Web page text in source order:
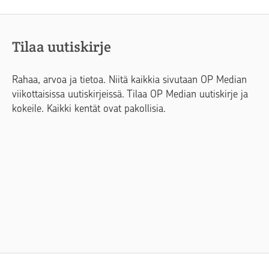
Tilaa uutiskirje
Rahaa, arvoa ja tietoa. Niitä kaikkia sivutaan OP Median
viikottaisissa uutiskirjeissä. Tilaa OP Median uutiskirje ja
kokeile. Kaikki kentät ovat pakollisia.